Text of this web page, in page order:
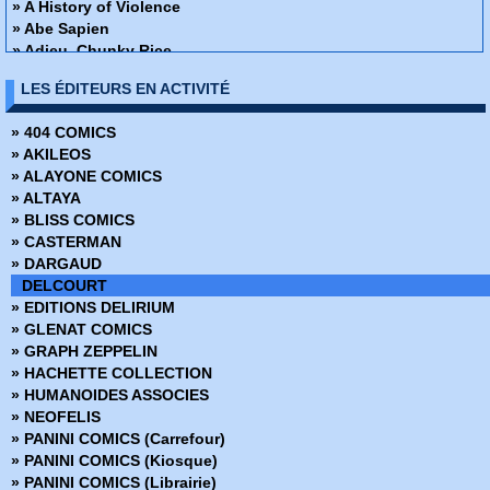
» A History of Violence
» Abe Sapien
» Adieu, Chunky Rice
» Alex + Ada
» Ange ou Démon
» Apprendre à dessiner des super-héros
» Arrowsmith
» Assistante & Exécutrice
» Astronauts in trouble
» Athena
» Attoneen
» Au cœur de la tempête
» Avatar - Au coeur des ombres
» Avatar - Aux frontières de pandora
» Avatar - Le champ céleste
» Avatar - Le destin de Tsu Tey
» Avatar - S'adapter ou mourir
» Bad Ass
» Bad Blood
» Barnstormers
» Batman - Année 1
LES ÉDITEURS EN ACTIVITÉ
» 404 COMICS
» AKILEOS
» ALAYONE COMICS
» ALTAYA
» BLISS COMICS
» CASTERMAN
» DARGAUD
DELCOURT
» EDITIONS DELIRIUM
» GLENAT COMICS
» GRAPH ZEPPELIN
» HACHETTE COLLECTION
» HUMANOIDES ASSOCIES
» NEOFELIS
» PANINI COMICS (Carrefour)
» PANINI COMICS (Kiosque)
» PANINI COMICS (Librairie)